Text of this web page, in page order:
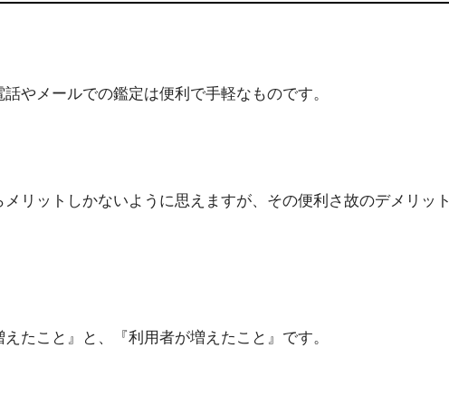
やメールでの鑑定は便利で手軽なものです。
リットしかないように思えますが、その便利さ故のデメリット
たこと』と、『利用者が増えたこと』です。